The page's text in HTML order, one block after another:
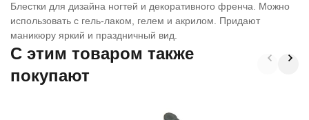
Блестки для дизайна ногтей и декоративного френча. Можно
использовать с гель-лаком, гелем и акрилом. Придают
маникюру яркий и праздничный вид.
C этим товаром также
покупают